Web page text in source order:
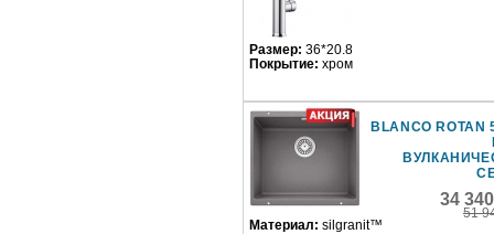
Размер: 36*20.8
Покрытие: хром
BLANCO ROTAN
34
51
Материал: silgranit™